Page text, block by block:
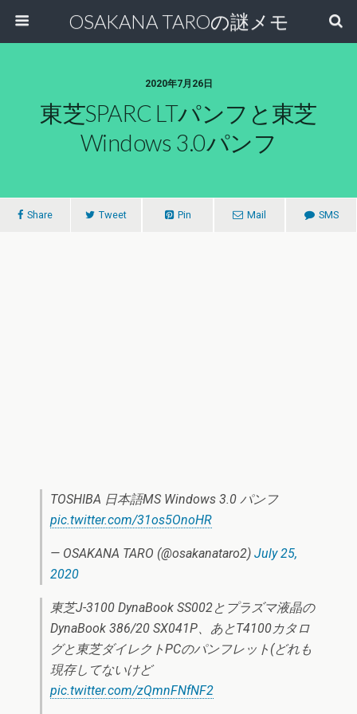
OSAKANA TAROの謎メモ
2020年7月26日
東芝SPARC LTパンフと東芝
Windows 3.0パンフ
Share Tweet Pin Mail SMS
TOSHIBA 日本語MS Windows 3.0 パンフ
pic.twitter.com/31os5OnoHR
— OSAKANA TARO (@osakanataro2) July 25,
2020
東芝J-3100 DynaBook SS002とプラズマ液晶の
DynaBook 386/20 SX041P、あとT4100カタロ
グと東芝ダイレクトPCのパンフレット(どれも
現存してないけど
pic.twitter.com/zQmnFNfNF2